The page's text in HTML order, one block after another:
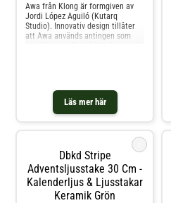
Läs mer här
Awa från Klong är formgiven av
Jordi López Aguiló (Kutarq
Studio). Innovativ design tillåter
att Awa används antingen som
djup. Finns tillgänglig i olika
utföranden.
Dbkd Stripe
Adventsljusstake 30 Cm -
Kalenderljus & Ljusstakar
Keramik Grön